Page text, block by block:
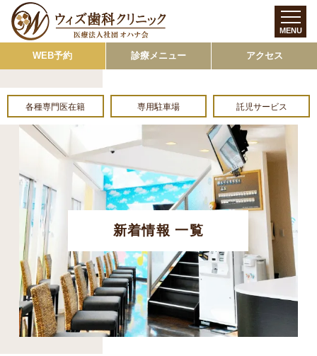
WEB予約 診療メニュー アクセス
各種専門医在籍 専用駐車場 託児サービス
新着情報 一覧
MENU